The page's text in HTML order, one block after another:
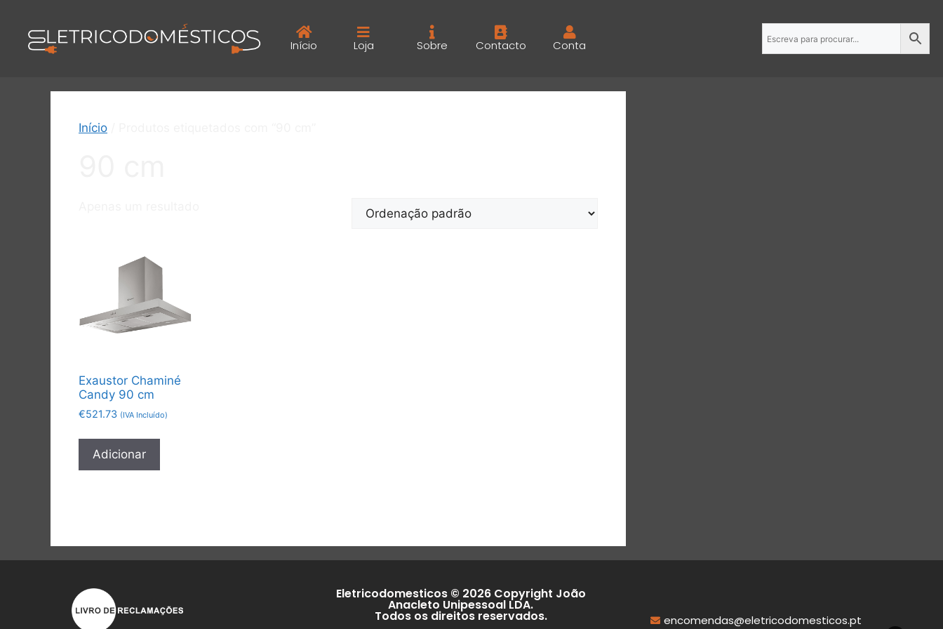
Início Loja Sobre Contacto Conta
Início
Exaustor Chaminé
Candy 90 cm
€521.73 (IVA Incluído)
Adicionar
Eletricodomesticos © 2026 Copyright João
Anacleto Unipessoal LDA.
Todos os direitos reservados. encomendas@eletricodomesticos.pt